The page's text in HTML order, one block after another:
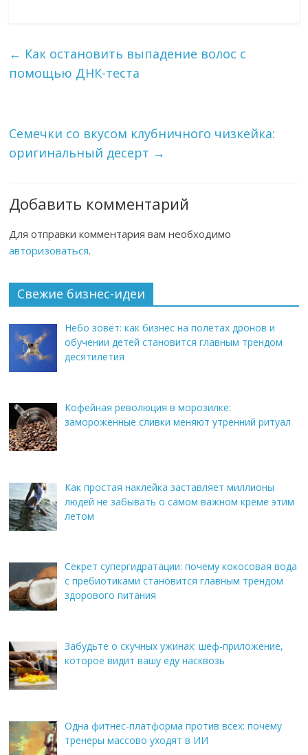
← Как остановить выпадение волос с
помощью ДНК-теста
Семечки со вкусом клубничного чизкейка:
оригинальный десерт →
Добавить комментарий
Для отправки комментария вам необходимо
авторизоваться.
Свежие бизнес-идеи
Небо зовёт: как бизнес на полётах дронов и
обучении детей становится главным трендом
десятилетия
Кофейная революция в морозилке:
замороженные сливки меняют утренний ритуал
Как простая наклейка заставляет миллионы
людей не забывать о самом важном креме этим
летом
Секрет супергидратации: почему кокосовая вода
с пребиотиками становится главным трендом
здорового питания
Забудьте о скучных ужинах: шеф-приложение,
которое видит вашу еду насквозь
Одна фитнес-платформа против всех: почему
тренеры массово уходят в ИИ